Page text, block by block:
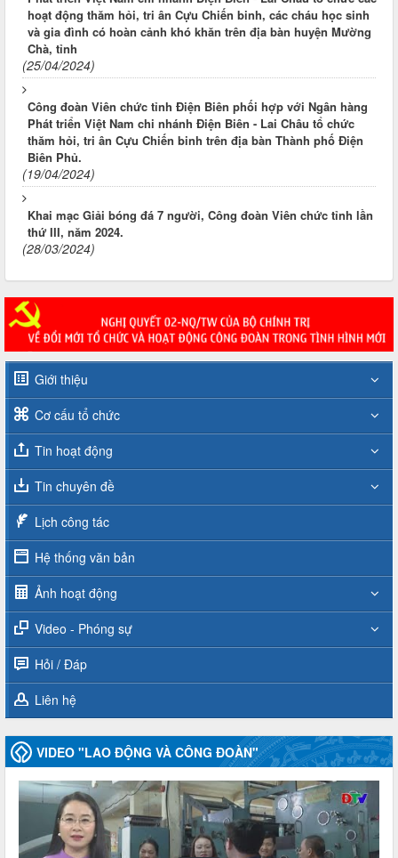
hoạt động thăm hỏi, tri ân Cựu Chiến binh, các cháu học sinh
và gia đình có hoàn cảnh khó khăn trên địa bàn huyện Mường
Chà, tỉnh
(25/04/2024)
Công đoàn Viên chức tỉnh Điện Biên phối hợp với Ngân hàng
Phát triển Việt Nam chi nhánh Điện Biên - Lai Châu tổ chức
thăm hỏi, tri ân Cựu Chiến binh trên địa bàn Thành phố Điện
Biên Phủ.
(19/04/2024)
Khai mạc Giải bóng đá 7 người, Công đoàn Viên chức tỉnh lần
thứ III, năm 2024.
(28/03/2024)
Giới thiệu
Cơ cấu tổ chức
Tin hoạt động
Tin chuyên đề
Lịch công tác
Hệ thống văn bản
Ảnh hoạt động
Video - Phóng sự
Hỏi / Đáp
Liên hệ
VIDEO "LAO ĐỘNG VÀ CÔNG ĐOÀN"